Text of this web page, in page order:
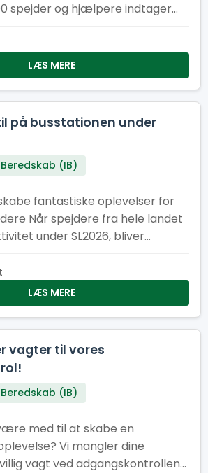
spejder og hjælpere indtager
køkken/kantine,
minimarked, proviant
skadesklinik
LÆS MERE
på busstationen under
(IB)
fantastiske oplevelser for
landet
under SL2026, bliver
engagerede frivillige, der vil
at alt kører som smurt –
LÆS MERE
vagter til vores
(IB)
med til at skabe en
Vi mangler dine
vagt ved adgangskontrollen